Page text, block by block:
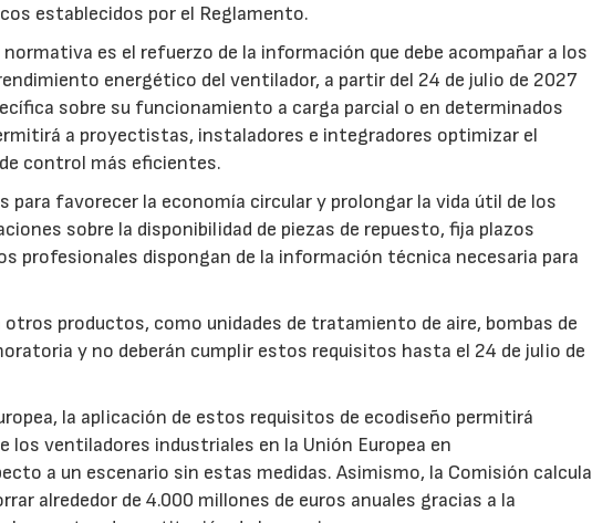
establecidos por el Reglamento.
es el refuerzo de la información que debe acompañar a los
energético del ventilador, a partir del 24 de julio de 2027
sobre su funcionamiento a carga parcial o en determinados
a proyectistas, instaladores e integradores optimizar el
control más eficientes.
para favorecer la economía circular y prolongar la vida útil de los
sobre la disponibilidad de piezas de repuesto, fija plazos
profesionales dispongan de la información técnica necesaria para
productos, como unidades de tratamiento de aire, bombas de
y no deberán cumplir estos requisitos hasta el 24 de julio de
la aplicación de estos requisitos de ecodiseño permitirá
los ventiladores industriales en la Unión Europea en
a un escenario sin estas medidas. Asimismo, la Comisión calcula
alrededor de 4.000 millones de euros anuales gracias a la